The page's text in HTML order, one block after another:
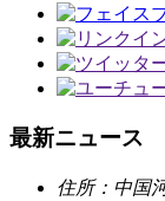
最新ニュース
住所： 中国